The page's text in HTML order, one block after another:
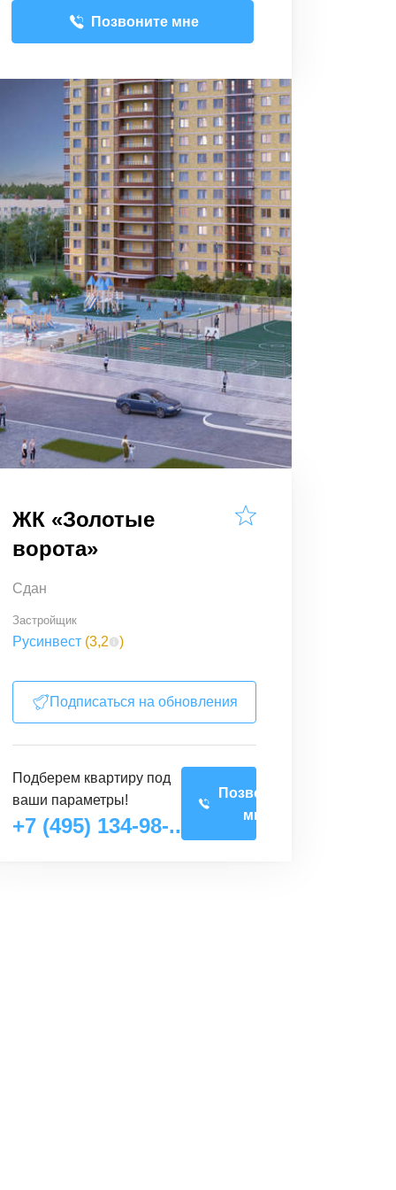
Позвоните мне
ЖК «Золотые
ворота»
Сдан
Застройщик
Русинвест (3,2 )
Подберем квартиру под
ваши параметры!
+7 (495) 134-98-..
Позвоните
мне
Подписаться на обновления